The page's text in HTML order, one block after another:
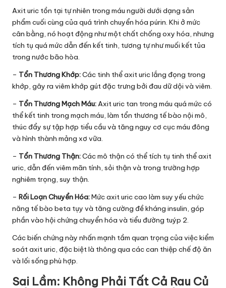
Axit uric tồn tại tự nhiên trong máu người dưới dạng sản
phẩm cuối cùng của quá trình chuyển hóa púrin. Khi ở mức
cân bằng, nó hoạt động như một chất chống oxy hóa, nhưng
tích tụ quá mức dẫn đến kết tinh, tương tự như muối kết tủa
trong nước bão hòa.
– Tổn Thương Khớp:Các tinh thể axit uric lắng đọng trong
khớp, gây ra viêm khớp gút đặc trưng bởi đau dữ dội và viêm.
– Tổn Thương Mạch Máu:Axit uric tan trong máu quá mức có
thể kết tinh trong mạch máu, làm tổn thương tế bào nội mô,
thúc đẩy sự tập hợp tiểu cầu và tăng nguy cơ cục máu đông
và hình thành mảng xơ vữa.
– Tổn Thương Thận:Các mô thận có thể tích tụ tinh thể axit
uric, dẫn đến viêm mãn tính, sỏi thận và trong trường hợp
nghiêm trọng, suy thận.
– Rối Loạn Chuyển Hóa:Mức axit uric cao làm suy yếu chức
năng tế bào beta tụy và tăng cường đề kháng insulin, góp
phần vào hội chứng chuyển hóa và tiểu đường tuýp 2.
Các biến chứng này nhấn mạnh tầm quan trọng của việc kiểm
soát axit uric, đặc biệt là thông qua các can thiệp chế độ ăn
và lối sống phù hợp.
Sai Lầm: Không Phải Tất Cả Rau Củ